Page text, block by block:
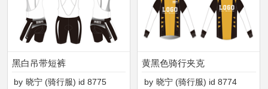
黑白吊带短裤
by 晓宁 (骑行服) id 8775
黄黑色骑行夹克
by 晓宁 (骑行服) id 8774